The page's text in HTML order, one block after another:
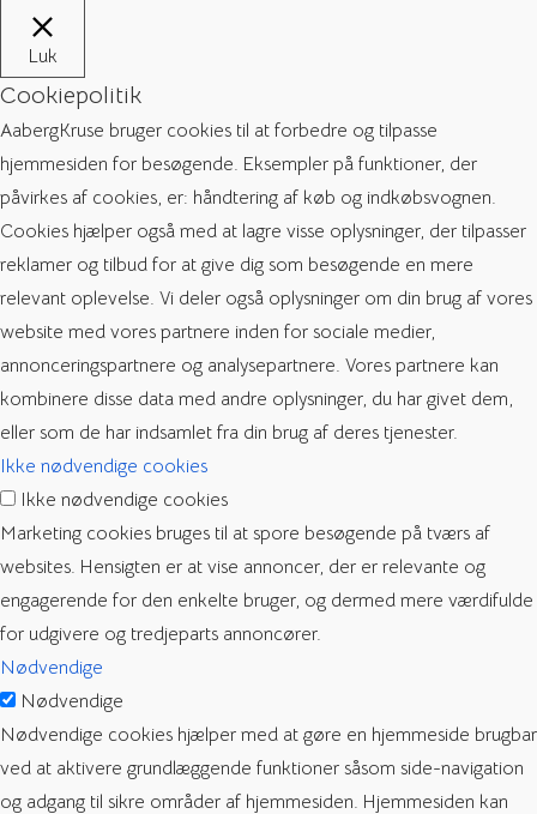
Luk
Cookiepolitik
AabergKruse bruger cookies til at forbedre og tilpasse
hjemmesiden for besøgende. Eksempler på funktioner, der
påvirkes af cookies, er: håndtering af køb og indkøbsvognen.
Cookies hjælper også med at lagre visse oplysninger, der tilpasser
reklamer og tilbud for at give dig som besøgende en mere
relevant oplevelse. Vi deler også oplysninger om din brug af vores
website med vores partnere inden for sociale medier,
annonceringspartnere og analysepartnere. Vores partnere kan
kombinere disse data med andre oplysninger, du har givet dem,
eller som de har indsamlet fra din brug af deres tjenester.
Ikke nødvendige cookies
Ikke nødvendige cookies
Marketing cookies bruges til at spore besøgende på tværs af
websites. Hensigten er at vise annoncer, der er relevante og
engagerende for den enkelte bruger, og dermed mere værdifulde
for udgivere og tredjeparts annoncører.
Nødvendige
Nødvendige
Nødvendige cookies hjælper med at gøre en hjemmeside brugbar
ved at aktivere grundlæggende funktioner såsom side-navigation
og adgang til sikre områder af hjemmesiden. Hjemmesiden kan